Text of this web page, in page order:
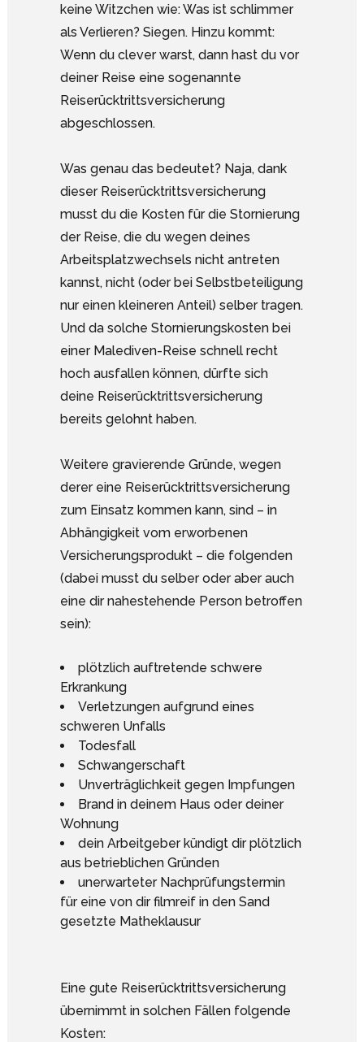
keine Witzchen wie: Was ist schlimmer
als Verlieren? Siegen. Hinzu kommt:
Wenn du clever warst, dann hast du vor
deiner Reise eine sogenannte
Reiserücktrittsversicherung
abgeschlossen.
Was genau das bedeutet? Naja, dank
dieser Reiserücktrittsversicherung
musst du die Kosten für die Stornierung
der Reise, die du wegen deines
Arbeitsplatzwechsels nicht antreten
kannst, nicht (oder bei Selbstbeteiligung
nur einen kleineren Anteil) selber tragen.
Und da solche Stornierungskosten bei
einer Malediven-Reise schnell recht
hoch ausfallen können, dürfte sich
deine Reiserücktrittsversicherung
bereits gelohnt haben.
Weitere gravierende Gründe, wegen
derer eine Reiserücktrittsversicherung
zum Einsatz kommen kann, sind – in
Abhängigkeit vom erworbenen
Versicherungsprodukt – die folgenden
(dabei musst du selber oder aber auch
eine dir nahestehende Person betroffen
sein):
plötzlich auftretende schwere
Erkrankung
Verletzungen aufgrund eines
schweren Unfalls
Todesfall
Schwangerschaft
Unverträglichkeit gegen Impfungen
Brand in deinem Haus oder deiner
Wohnung
dein Arbeitgeber kündigt dir plötzlich
aus betrieblichen Gründen
unerwarteter Nachprüfungstermin
für eine von dir filmreif in den Sand
gesetzte Matheklausur
Eine gute Reiserücktrittsversicherung
übernimmt in solchen Fällen folgende
Kosten: